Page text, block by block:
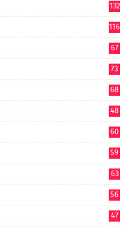
132
116
67
73
68
48
60
59
63
56
47